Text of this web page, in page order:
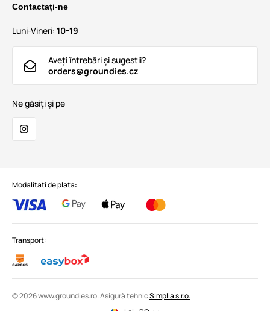
Contactați-ne
Luni-Vineri: 10-19
Aveți întrebări și sugestii?
orders@groundies.cz
Ne găsiți și pe
Modalitati de plata:
Transport:
© 2026 www.groundies.ro. Asigură tehnicSimplia s.r.o.